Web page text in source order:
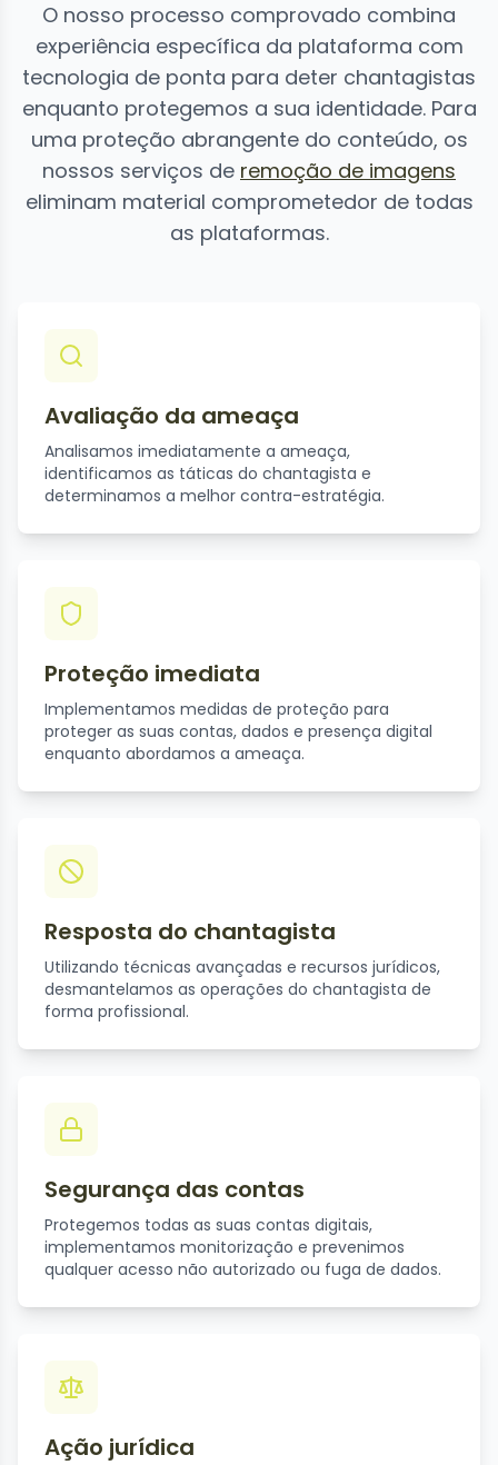
O nosso processo comprovado combina
experiência específica da plataforma com
tecnologia de ponta para deter chantagistas
enquanto protegemos a sua identidade. Para
uma proteção abrangente do conteúdo, os
nossos serviços de remoção de imagens
eliminam material comprometedor de todas
as plataformas.
Avaliação da ameaça
Analisamos imediatamente a ameaça,
identificamos as táticas do chantagista e
determinamos a melhor contra-estratégia.
Proteção imediata
Implementamos medidas de proteção para
proteger as suas contas, dados e presença digital
enquanto abordamos a ameaça.
Resposta do chantagista
Utilizando técnicas avançadas e recursos jurídicos,
desmantelamos as operações do chantagista de
forma profissional.
Segurança das contas
Protegemos todas as suas contas digitais,
implementamos monitorização e prevenimos
qualquer acesso não autorizado ou fuga de dados.
Ação jurídica